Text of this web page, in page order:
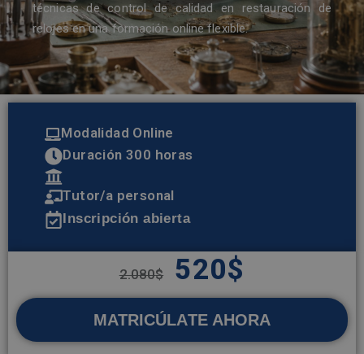
técnicas de control de calidad en restauración de
relojes en una formación online flexible.
Modalidad Online
Duración 300 horas
Tutor/a personal
Inscripción abierta
2.080$ 520$
MATRICÚLATE AHORA